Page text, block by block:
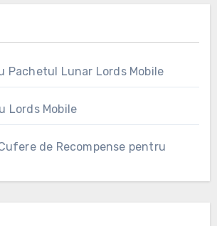
Pachetul Lunar Lords Mobile
Lords Mobile
de Recompense pentru